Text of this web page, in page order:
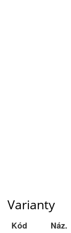
Varianty
Kód Náz.